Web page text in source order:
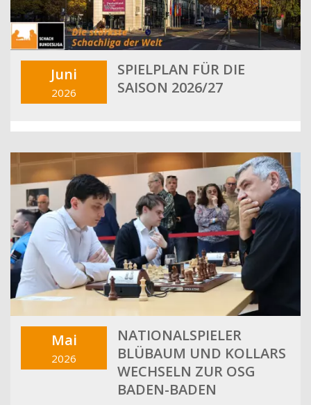
Juni
2026
SPIELPLAN FÜR DIE
SAISON 2026/27
Mai
2026
NATIONALSPIELER
BLÜBAUM UND KOLLARS
WECHSELN ZUR OSG
BADEN-BADEN